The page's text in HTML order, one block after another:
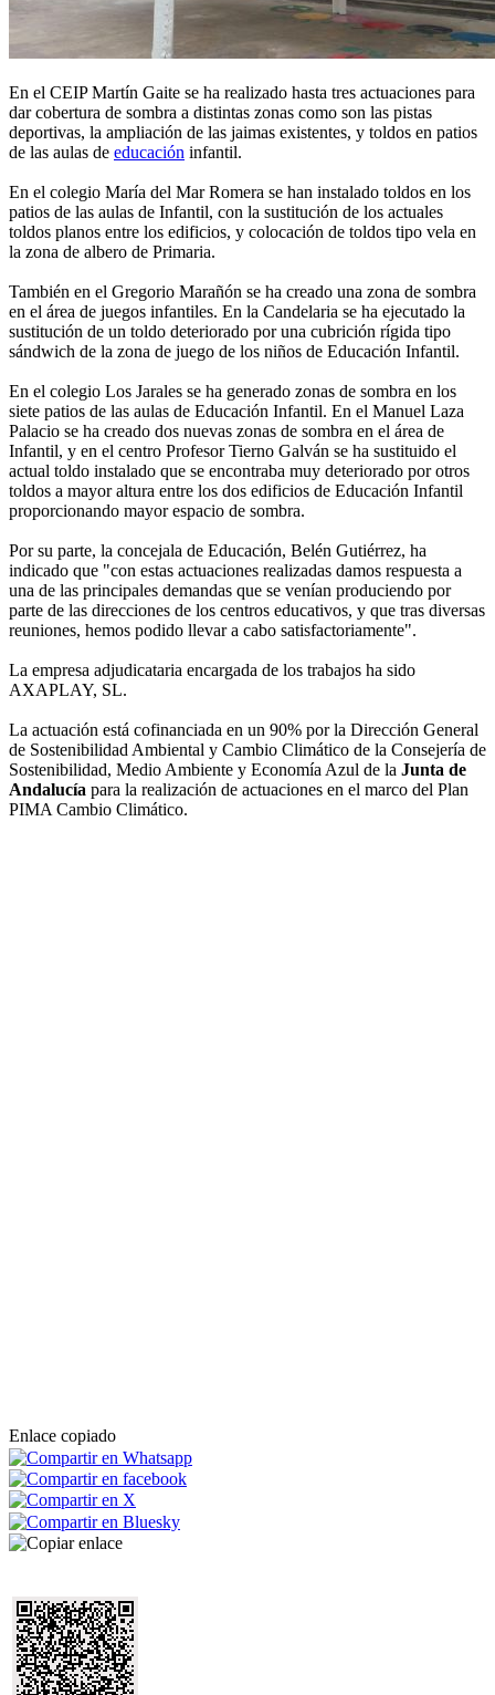
En el CEIP Martín Gaite se ha realizado hasta tres actuaciones para
dar cobertura de sombra a distintas zonas como son las pistas
deportivas, la ampliación de las jaimas existentes, y toldos en patios
de las aulas de educación infantil.
En el colegio María del Mar Romera se han instalado toldos en los
patios de las aulas de Infantil, con la sustitución de los actuales
toldos planos entre los edificios, y colocación de toldos tipo vela en
la zona de albero de Primaria.
También en el Gregorio Marañón se ha creado una zona de sombra
en el área de juegos infantiles. En la Candelaria se ha ejecutado la
sustitución de un toldo deteriorado por una cubrición rígida tipo
sándwich de la zona de juego de los niños de Educación Infantil.
En el colegio Los Jarales se ha generado zonas de sombra en los
siete patios de las aulas de Educación Infantil. En el Manuel Laza
Palacio se ha creado dos nuevas zonas de sombra en el área de
Infantil, y en el centro Profesor Tierno Galván se ha sustituido el
actual toldo instalado que se encontraba muy deteriorado por otros
toldos a mayor altura entre los dos edificios de Educación Infantil
proporcionando mayor espacio de sombra.
Por su parte, la concejala de Educación, Belén Gutiérrez, ha
indicado que "con estas actuaciones realizadas damos respuesta a
una de las principales demandas que se venían produciendo por
parte de las direcciones de los centros educativos, y que tras diversas
reuniones, hemos podido llevar a cabo satisfactoriamente".
La empresa adjudicataria encargada de los trabajos ha sido
AXAPLAY, SL.
La actuación está cofinanciada en un 90% por la Dirección General
de Sostenibilidad Ambiental y Cambio Climático de la Consejería de
Sostenibilidad, Medio Ambiente y Economía Azul de la Junta de
Andalucía para la realización de actuaciones en el marco del Plan
PIMA Cambio Climático.
Enlace copiado